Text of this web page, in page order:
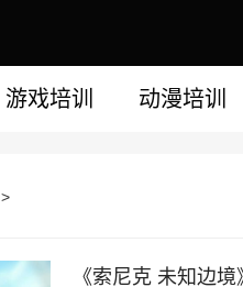
游戏培训 动漫培训
>
《索尼克 未知边